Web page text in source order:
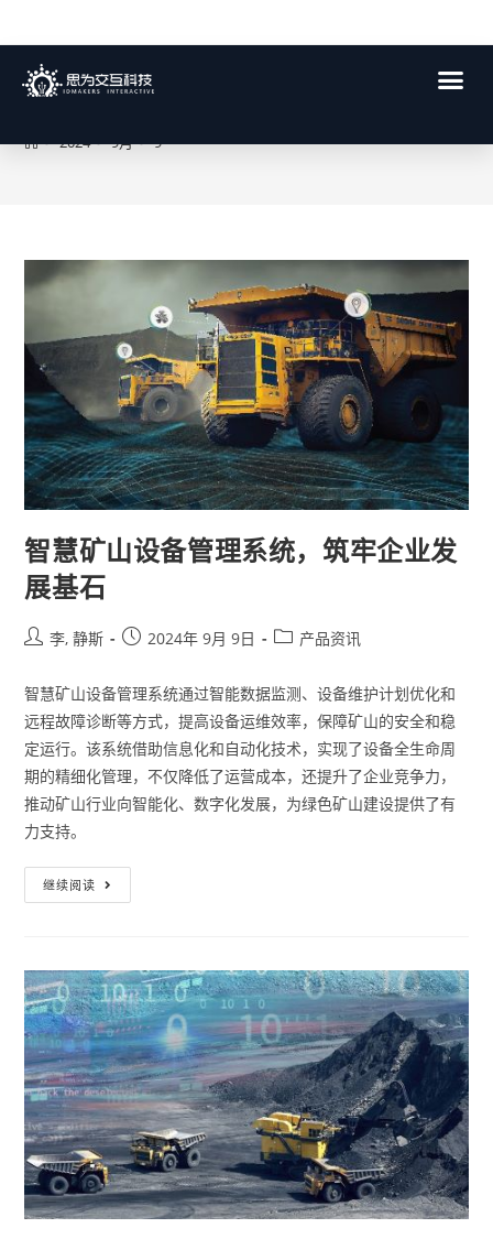
每日存档:2024年 9月 9日
> 2024 > 9月 > 9
智慧矿山设备管理系统，筑牢企业发
展基石
李, 静斯 2024年 9月 9日 产品资讯
智慧矿山设备管理系统通过智能数据监测、设备维护计划优化和
远程故障诊断等方式，提高设备运维效率，保障矿山的安全和稳
定运行。该系统借助信息化和自动化技术，实现了设备全生命周
期的精细化管理，不仅降低了运营成本，还提升了企业竞争力，
推动矿山行业向智能化、数字化发展，为绿色矿山建设提供了有
力支持。
继续阅读